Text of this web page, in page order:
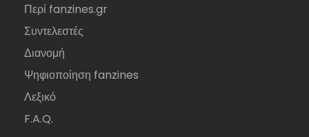
Περί fanzines.gr
Συντελεστές
Διανομή
Ψηφιοποίηση fanzines
Λεξικό
F.A.Q.